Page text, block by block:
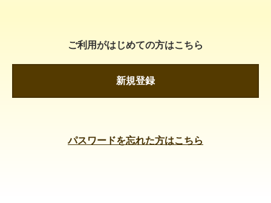
ご利用がはじめての方はこちら
新規登録
パスワードを忘れた方はこちら